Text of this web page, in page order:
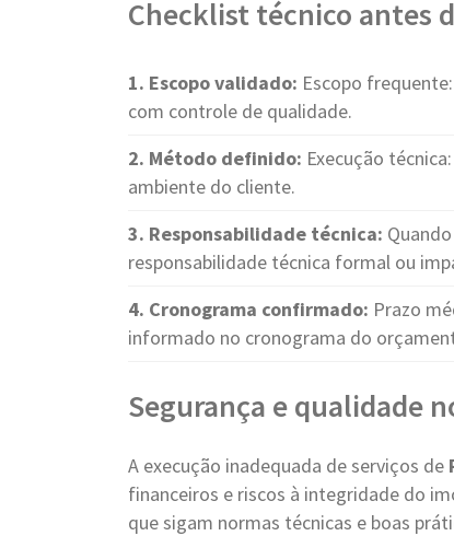
Checklist técnico antes
1. Escopo validado: Escopo
com controle de qualidade.
2. Método definido: Execução
ambiente do cliente.
3. Responsabilidade técnica:
responsabilidade técnica formal ou
4. Cronograma confirmado: Prazo
informado no cronograma do
Segurança e qualidade
A execução inadequada de serviços de
financeiros e riscos à integridade do
que sigam normas técnicas e boas